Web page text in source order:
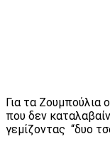
Για τα Ζουμπούλια
που δεν
γεμίζοντας “δυο